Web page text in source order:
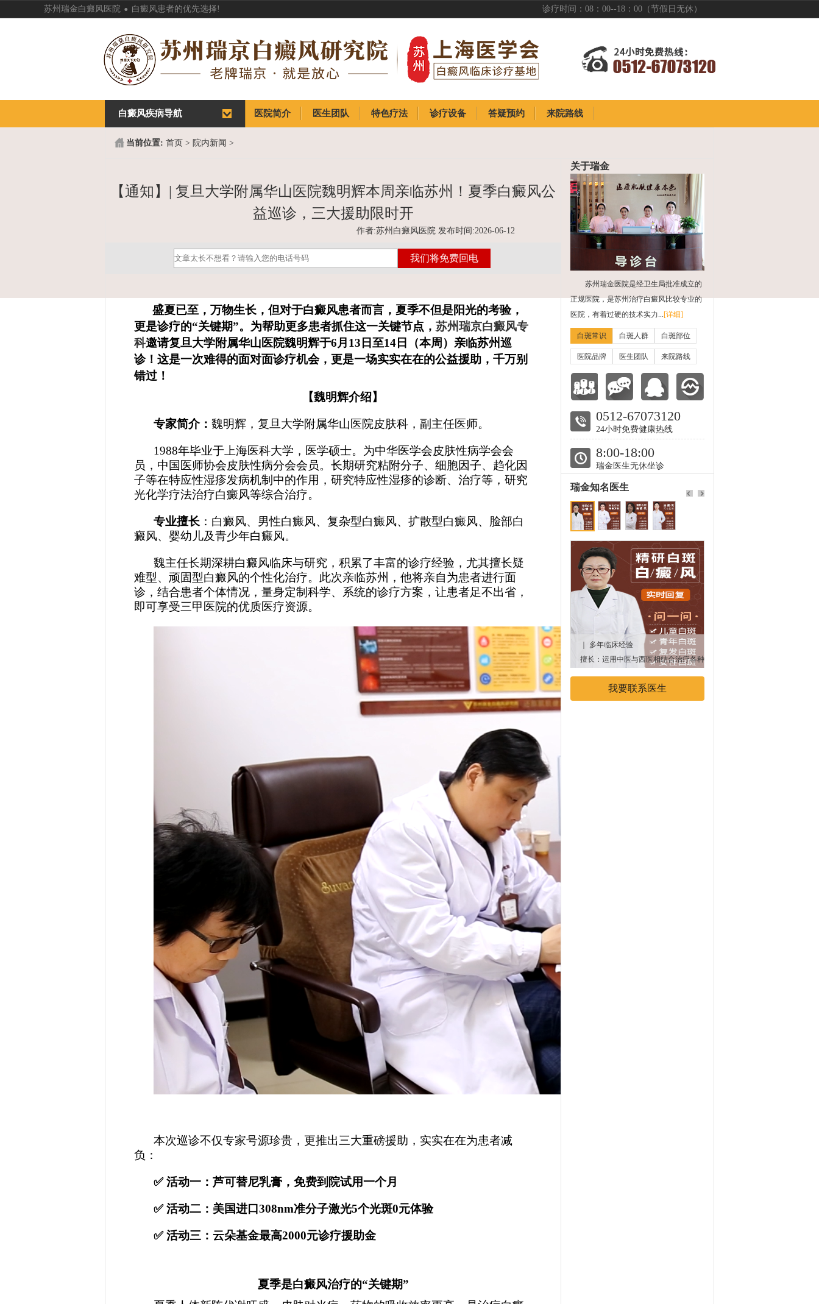
苏州瑞金白癜风医院 . 白癜风患者的优先选择! 诊疗时间：08：00--18：00（节假日无休）
首页
医院简介 医生团队 特色疗法 诊疗设备 答疑预约 来院路线
白癜风疾病导航
当前位置: 首页 > 院内新闻 >
【通知】| 复旦大学附属华山医院魏明辉本周亲临苏州！夏季白癜风公
益巡诊，三大援助限时开
作者:苏州白癜风医院 发布时间:2026-06-12
盛夏已至，万物生长，但对于白癜风患者而言，夏季不但是阳光的考验，
更是诊疗的“关键期”。为帮助更多患者抓住这一关键节点， 苏州瑞京白癜风专
科邀请复旦大学附属华山医院魏明辉于6月13日至14日（本周）亲临苏州巡
诊！这是一次难得的面对面诊疗机会，更是一场实实在在的公益援助，千万别
错过！
【魏明辉介绍】
专家简介： 魏明辉，复旦大学附属华山医院皮肤科，副主任医师。
1988年毕业于上海医科大学，医学硕士。为中华医学会皮肤性病学会会
员，中国医师协会皮肤性病分会会员。长期研究粘附分子、细胞因子、趋化因
子等在特应性湿疹发病机制中的作用，研究特应性湿疹的诊断、治疗等，研究
光化学疗法治疗白癜风等综合治疗。
专业擅长：白癜风、男性白癜风、复杂型白癜风、扩散型白癜风、脸部白
癜风、婴幼儿及青少年白癜风。
魏主任长期深耕白癜风临床与研究，积累了丰富的诊疗经验，尤其擅长疑
难型、顽固型白癜风的个性化治疗。此次亲临苏州，他将亲自为患者进行面
诊，结合患者个体情况，量身定制科学、系统的诊疗方案，让患者足不出省，
即可享受三甲医院的优质医疗资源。
本次巡诊不仅专家号源珍贵，更推出三大重磅援助，实实在在为患者减
负：
✅ 活动一：芦可替尼乳膏，免费到院试用一个月​
✅ 活动二：美国进口308nm准分子激光5个光斑0元体验​
✅ 活动三：云朵基金最高2000元诊疗援助金​
夏季是白癜风治疗的“关键期”
关于瑞金
苏州瑞金医院是经卫生局批准成立的
正规医院，是苏州治疗白癜风比较专业的
医院，有着过硬的技术实力...[详细]
白斑常识 白斑人群 白斑部位
医院品牌 医生团队 来院路线
0512-67073120
24小时免费健康热线
8:00-18:00
瑞金医生无休坐诊
瑞金知名医生
｜ 多年临床经验
擅长：运用中医与西医相结合治疗各种
我要联系医生